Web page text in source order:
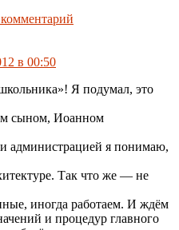
в 00:50
Я подумал, это
сыном, Иоанном
я понимаю,
Так что же — не
иногда работаем. И ждём
и процедур главного